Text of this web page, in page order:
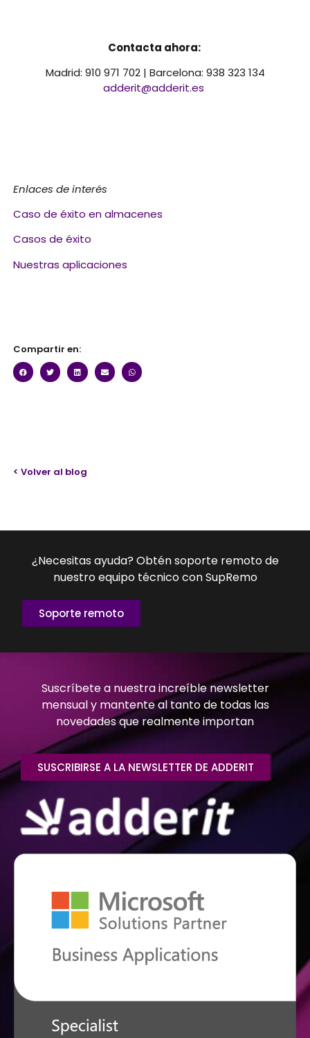
Contacta ahora:
Madrid: 910 971 702 | Barcelona: 938 323 134
adderit@adderit.es
Enlaces de interés
Caso de éxito en almacenes
Casos de éxito
Nuestras aplicaciones
Compartir en:
< Volver al blog
¿Necesitas ayuda? Obtén soporte remoto de
nuestro equipo técnico con SupRemo
Soporte remoto
Suscríbete a nuestra increíble newsletter
mensual y mantente al tanto de todas las
novedades que realmente importan
SUSCRIBIRSE A LA NEWSLETTER DE ADDERIT